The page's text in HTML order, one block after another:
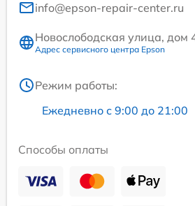
info@epson-repair-center.ru
Новослободская улица, дом
Адрес сервисного центра Epson
Режим работы:
Ежедневно с 9:00 до 21:00
Способы оплаты